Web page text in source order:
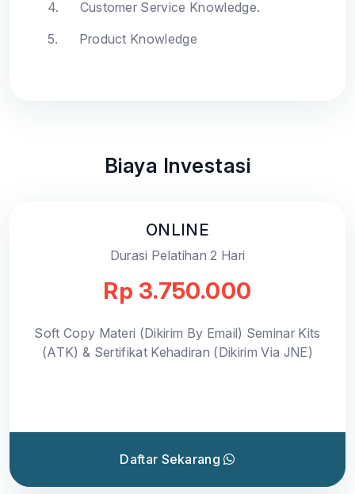
4.
Customer Service Knowledge.
5.
Product Knowledge
Biaya Investasi
ONLINE
Durasi Pelatihan 2 Hari
Rp 3.750.000
Soft Copy Materi (Dikirim By Email) Seminar Kits
(ATK) & Sertifikat Kehadiran (Dikirim Via JNE)
Daftar Sekarang